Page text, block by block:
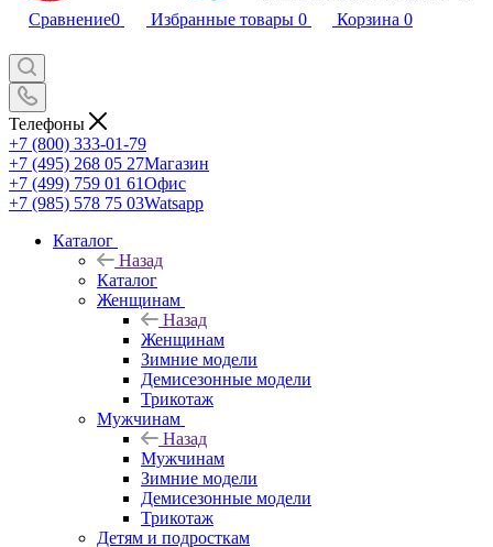
Сравнение0 Избранные товары 0 Корзина 0
Телефоны
+7 (800) 333-01-79
+7 (495) 268 05 27Магазин
+7 (499) 759 01 61Офис
+7 (985) 578 75 03Watsapp
Каталог
Назад
Каталог
Женщинам
Назад
Женщинам
Зимние модели
Демисезонные модели
Трикотаж
Мужчинам
Назад
Мужчинам
Зимние модели
Демисезонные модели
Трикотаж
Детям и подросткам